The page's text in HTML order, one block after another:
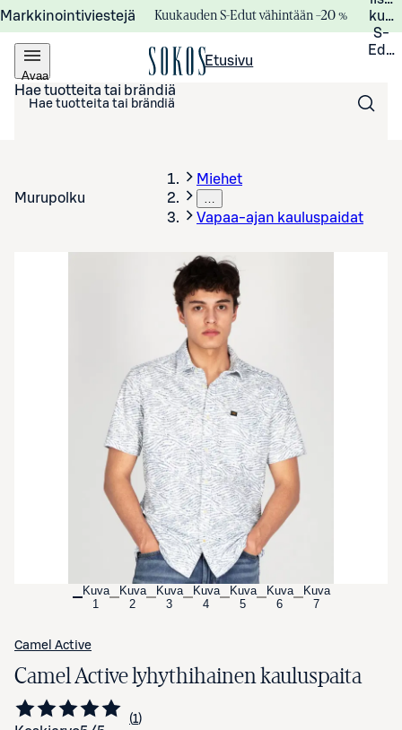
Markkinointiviestejä Kuukauden S-Edut vähintään –20 %
S-
Avaa
valikko
Etusivu
Hae tuotteita tai brändiä
Murupolku
Miehet
…
Vapaa-ajan kauluspaidat
Avaa tuotekuva suurennettuna
Kuva
1
Kuva
2
Kuva
3
Kuva
4
Kuva
5
Kuva
6
Kuva
7
Camel Active
Camel Active lyhythihainen kauluspaita
Siirry arvioihin
1
kappale